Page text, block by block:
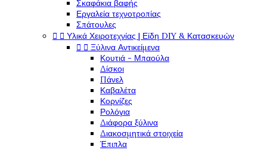
Σκαφάκια βαφής
Εργαλεία τεχνοτροπίας
Σπάτουλες
  Υλικά Χειροτεχνίας | Είδη DIY & Κατασκευών
  Ξύλινα Αντικείμενα
Κουτιά - Μπαούλα
Δίσκοι
Πάνελ
Καβαλέτα
Κορνίζες
Ρολόγια
Διάφορα ξύλινα
Διακοσμητικά στοιχεία
Έπιπλα